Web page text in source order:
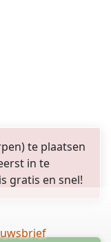
te plaatsen
in te
gratis en snel!